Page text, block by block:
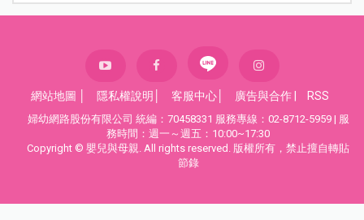
網站地圖 隱私權說明 客服中心 廣告與合作 RSS
婦幼網路股份有限公司 統編：70458331 服務專線：02-8712-5959 | 服
務時間：週一～週五：10:00~17:30
Copyright © 嬰兒與母親. All rights reserved. 版權所有，禁止擅自轉貼
節錄